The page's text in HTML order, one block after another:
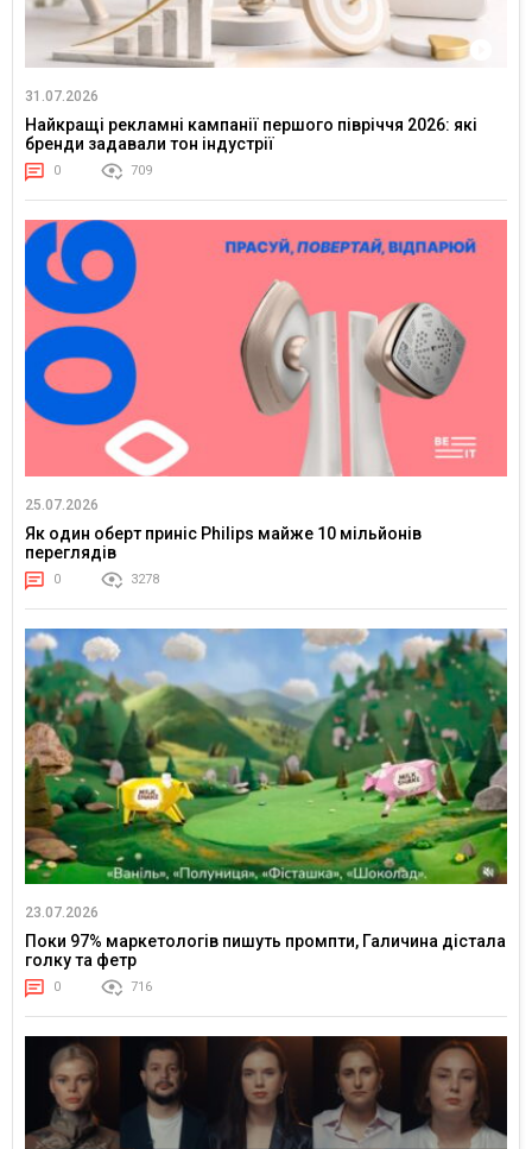
31.07.2026
Найкращі рекламні кампанії першого півріччя 2026: які
бренди задавали тон індустрії
0 709
25.07.2026
Як один оберт приніс Philips майже 10 мільйонів
переглядів
0 3278
23.07.2026
Поки 97% маркетологів пишуть промпти, Галичина дістала
голку та фетр
0 716